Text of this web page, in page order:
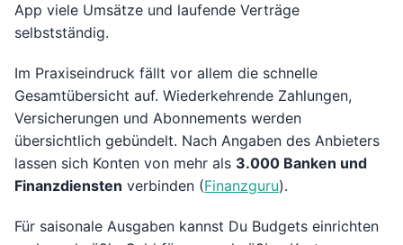
App viele Umsätze und laufende Verträge
selbstständig.
Im Praxiseindruck fällt vor allem die schnelle
Gesamtübersicht auf. Wiederkehrende Zahlungen,
Versicherungen und Abonnements werden
übersichtlich gebündelt. Nach Angaben des Anbieters
lassen sich Konten von mehr als 3.000 Banken und
Finanzdiensten verbinden (Finanzguru).
Für saisonale Ausgaben kannst Du Budgets einrichten